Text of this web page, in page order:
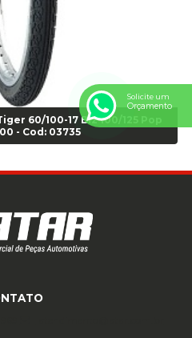
TG - Cod: 03749
Cod: 03752
aro 22,5 - Cod 00166
Câmara Aro 24,5 - Cod 02935
03390
-Cod 01768
01769
- Cod 01771
01772
01773
60/100-17 Biz 100/125 Pop
- Cod: 03735
Solicite um
Orçamento